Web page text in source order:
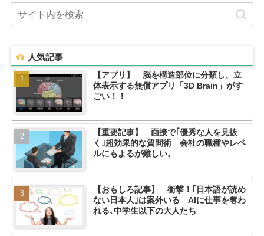
人気記事
【アプリ】 脳を構造部位に分類し、立
体表示する無償アプリ「3D Brain」がす
ごい！！
【重要記事】 面接で｢優秀な人を見抜
く｣超効果的な質問術 会社の職種やレベ
ルにもよるが難しい。
【おもしろ記事】 衝撃！｢日本語が読め
ない日本人｣は案外いる AIに仕事を奪わ
れる､中学生以下の大人たち